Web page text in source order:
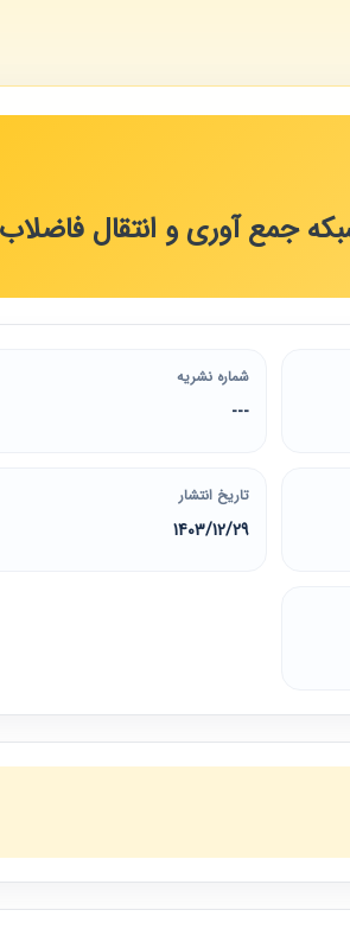
جمع آوری و انتقال فاضلاب
شماره نشریه
---
تاریخ انتشار
1403/12/29